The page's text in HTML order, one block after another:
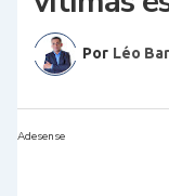
Por Léo
Adesense